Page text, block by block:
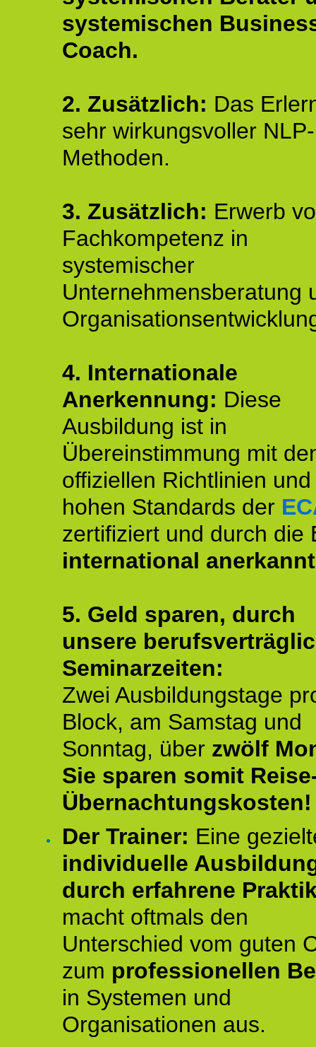
systemischen
Coach.
2. Zusätzlich: Das
sehr wirkungsvoller NLP-
Methoden.
3. Zusätzlich: Erwerb
Fachkompetenz in
systemischer
Unternehmensberatung
4. Internationale
Anerkennung: Diese
Ausbildung ist in
Übereinstimmung mit
offiziellen Richtlinien
hohen Standards der
zertifiziert und durch die
international
5. Geld sparen, durch
unsere
Seminarzeiten:
Zwei Ausbildungstage
Block, am Samstag und
Sonntag, über zwölf
Sie sparen somit
Übernachtungskosten!
Der Trainer: Eine
individuelle
durch erfahrene
macht oftmals den
Unterschied vom guten
zum professionellen
in Systemen und
Organisationen aus.